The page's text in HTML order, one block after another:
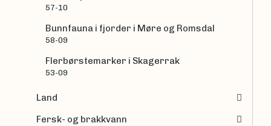
57-10
Bunnfauna i fjorder i Møre og Romsdal
58-09
Flerbørstemarker i Skagerrak
53-09
Land
Fersk- og brakkvann